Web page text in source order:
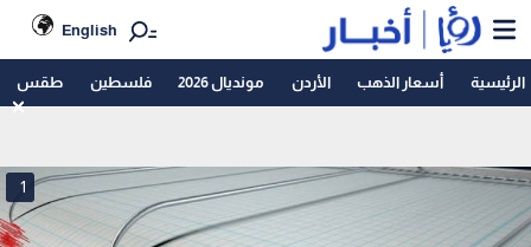
English
الرئيسية أسعار الذهب الأردن مونديال 2026 فلسطين طقس
1